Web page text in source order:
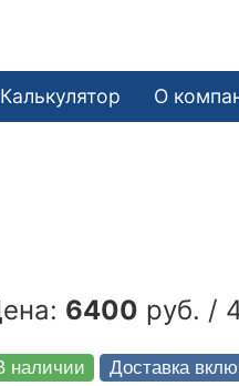
Калькулятор О
6400 руб. /
наличии
Доставка